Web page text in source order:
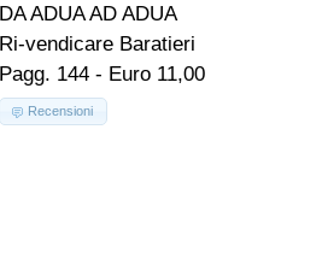
DA ADUA AD ADUA
Ri-vendicare Baratieri
Pagg. 144 - Euro 11,00
Recensioni